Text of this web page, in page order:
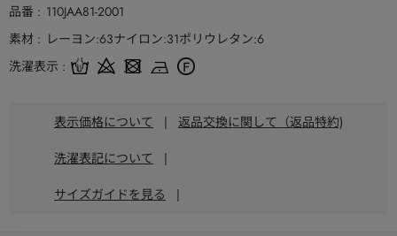
品番
110JAA81-2001
素材
レーヨン:63ナイロン:31ポリウレタン:6
洗濯表示
表示価格について | 返品交換に関して（返品特約)
洗濯表記について |
サイズガイドを見る |